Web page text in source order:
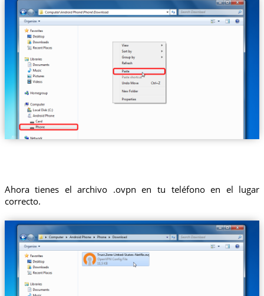
Ahora tienes el archivo .ovpn en tu teléfono en el lugar
correcto.
Trust.Zone-United-States-Netflix.ovpn